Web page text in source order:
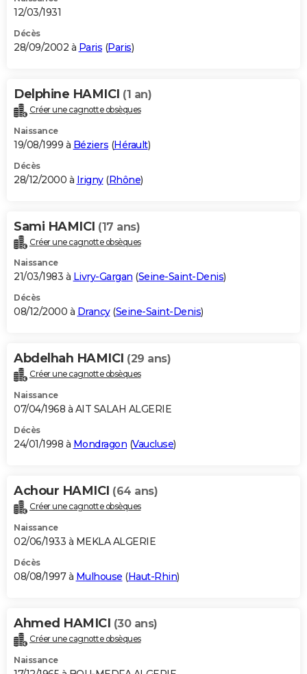
12/03/1931
Décès
28/09/2002 à Paris (Paris)
Delphine HAMICI (1 an)
Créer une cagnotte obsèques
Naissance
19/08/1999 à Béziers (Hérault)
Décès
28/12/2000 à Irigny(Rhône)
Sami HAMICI (17 ans)
Créer une cagnotte obsèques
Naissance
21/03/1983 à Livry-Gargan (Seine-Saint-Denis)
Décès
08/12/2000 à Drancy(Seine-Saint-Denis)
Abdelhah HAMICI (29 ans)
Créer une cagnotte obsèques
Naissance
07/04/1968 à AIT SALAH ALGERIE
Décès
24/01/1998 à Mondragon (Vaucluse)
Achour HAMICI (64 ans)
Créer une cagnotte obsèques
Naissance
02/06/1933 à MEKLA ALGERIE
Décès
08/08/1997 à Mulhouse (Haut-Rhin)
Ahmed HAMICI (30 ans)
Créer une cagnotte obsèques
Naissance